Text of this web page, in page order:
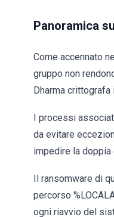
Panoramica
Come accennato
gruppo non
Dharma
I processi
da evitare
impedire la
Il ransomware di
percorso
ogni riavvio del